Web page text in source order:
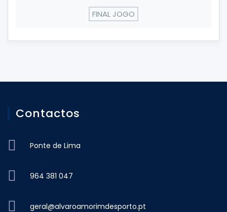
FINAL JOGO
Contactos
Ponte de Lima
964 381 047
geral@alvaroamorimdesporto.pt